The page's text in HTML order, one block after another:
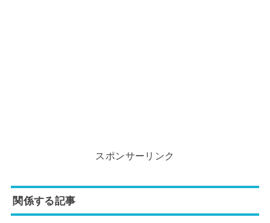
スポンサーリンク
関係する記事